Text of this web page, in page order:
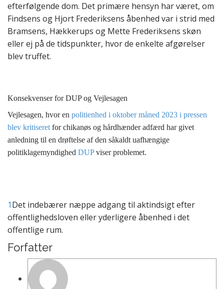
efterfølgende dom. Det primære hensyn har været, om
Findsens og Hjort Frederiksens åbenhed var i strid med
Bramsens, Hækkerups og Mette Frederiksens skøn
eller ej på de tidspunkter, hvor de enkelte afgørelser
blev truffet.
Konsekvenser forDUPog Vejlesagen
Vejlesagen, hvor en politienhed i oktober måned 2023 i pressen
blev kritiseret for chikanøs og hårdhænder adfærd har givet
anledning til en drøftelse af den såkaldt uafhængige
politiklagemyndighed DUPviser problemet.
1Det indebærer næppe adgang til aktindsigt efter
offentlighedsloven eller yderligere åbenhed i det
offentlige rum.
Forfatter